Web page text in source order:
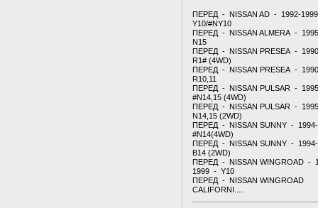
ПЕРЕД - NISSAN AD - 1992-
Y10/#NY10
ПЕРЕД - NISSAN ALMERA -
N15
ПЕРЕД - NISSAN PRESEA -
R1# (4WD)
ПЕРЕД - NISSAN PRESEA -
R10,11
ПЕРЕД - NISSAN PULSAR -
#N14,15 (4WD)
ПЕРЕД - NISSAN PULSAR -
N14,15 (2WD)
ПЕРЕД - NISSAN SUNNY -
#N14(4WD)
ПЕРЕД - NISSAN SUNNY -
B14 (2WD)
ПЕРЕД - NISSAN WINGROAD -
1999 - Y10
ПЕРЕД - NISSAN WINGROAD
CALIFORNI.....